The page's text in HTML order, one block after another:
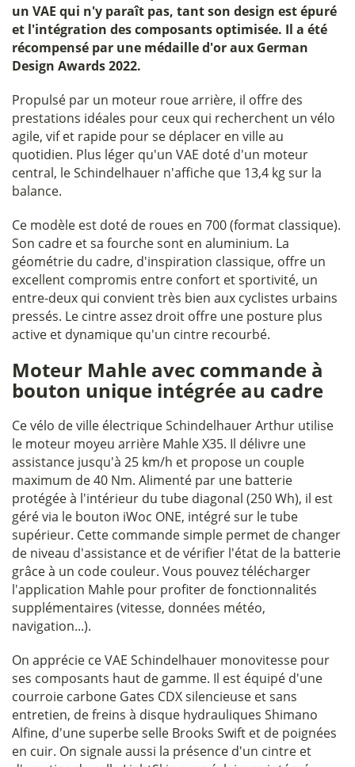
un VAE qui n'y paraît pas, tant son design est épuré
et l'intégration des composants optimisée. Il a été
récompensé par une médaille d'or aux German
Design Awards 2022.
Propulsé par un moteur roue arrière, il offre des
prestations idéales pour ceux qui recherchent un vélo
agile, vif et rapide pour se déplacer en ville au
quotidien. Plus léger qu'un VAE doté d'un moteur
central, le Schindelhauer n'affiche que 13,4 kg sur la
balance.
Ce modèle est doté de roues en 700 (format classique).
Son cadre et sa fourche sont en aluminium. La
géométrie du cadre, d'inspiration classique, offre un
excellent compromis entre confort et sportivité, un
entre-deux qui convient très bien aux cyclistes urbains
pressés. Le cintre assez droit offre une posture plus
active et dynamique qu'un cintre recourbé.
Moteur Mahle avec commande à
bouton unique intégrée au cadre
Ce vélo de ville électrique Schindelhauer Arthur utilise
le moteur moyeu arrière Mahle X35. Il délivre une
assistance jusqu'à 25 km/h et propose un couple
maximum de 40 Nm. Alimenté par une batterie
protégée à l'intérieur du tube diagonal (250 Wh), il est
géré via le bouton iWoc ONE, intégré sur le tube
supérieur. Cette commande simple permet de changer
de niveau d'assistance et de vérifier l'état de la batterie
grâce à un code couleur. Vous pouvez télécharger
l'application Mahle pour profiter de fonctionnalités
supplémentaires (vitesse, données météo,
navigation...).
On apprécie ce VAE Schindelhauer monovitesse pour
ses composants haut de gamme. Il est équipé d'une
courroie carbone Gates CDX silencieuse et sans
entretien, de freins à disque hydrauliques Shimano
Alfine, d'une superbe selle Brooks Swift et de poignées
en cuir. On signale aussi la présence d'un cintre et